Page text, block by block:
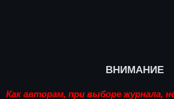
ВНИМАНИЕ
Как авторам, при выборе журнала,